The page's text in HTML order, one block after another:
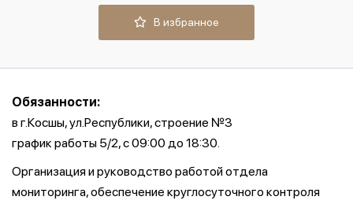
В избранное
Обязанности:
в г.Косшы, ул.Республики, строение №3
график работы 5/2, с 09:00 до 18:30.
Организация и руководство работой отдела
мониторинга, обеспечение круглосуточного контроля